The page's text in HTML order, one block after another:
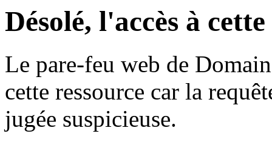
Désolé, l'accès à
Le pare-feu web de
cette ressource car la
jugée suspicieuse.